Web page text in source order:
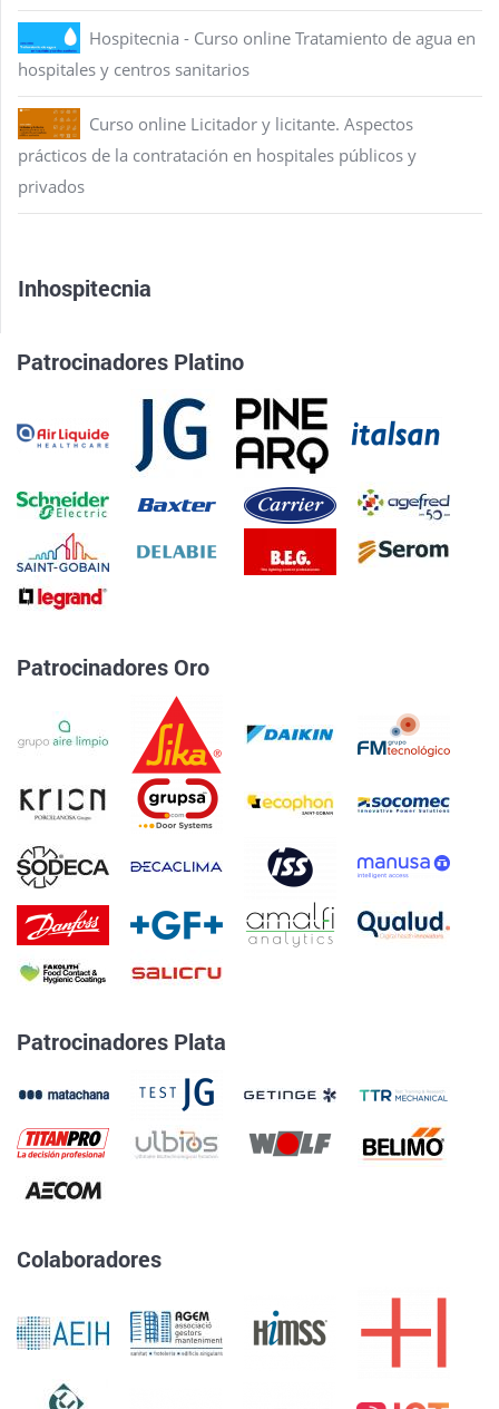
Hospitecnia - Curso online Tratamiento de agua en
hospitales y centros sanitarios
Curso online Licitador y licitante. Aspectos
prácticos de la contratación en hospitales públicos y
privados
Inhospitecnia
Patrocinadores Platino
Patrocinadores Oro
Patrocinadores Plata
Colaboradores